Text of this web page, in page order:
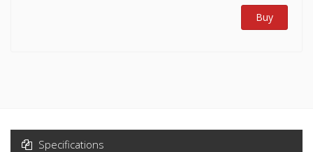
Buy
Specifications